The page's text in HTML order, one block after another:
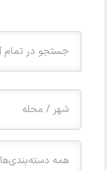
شهر / محله
همه دسته‌بندی‌ها